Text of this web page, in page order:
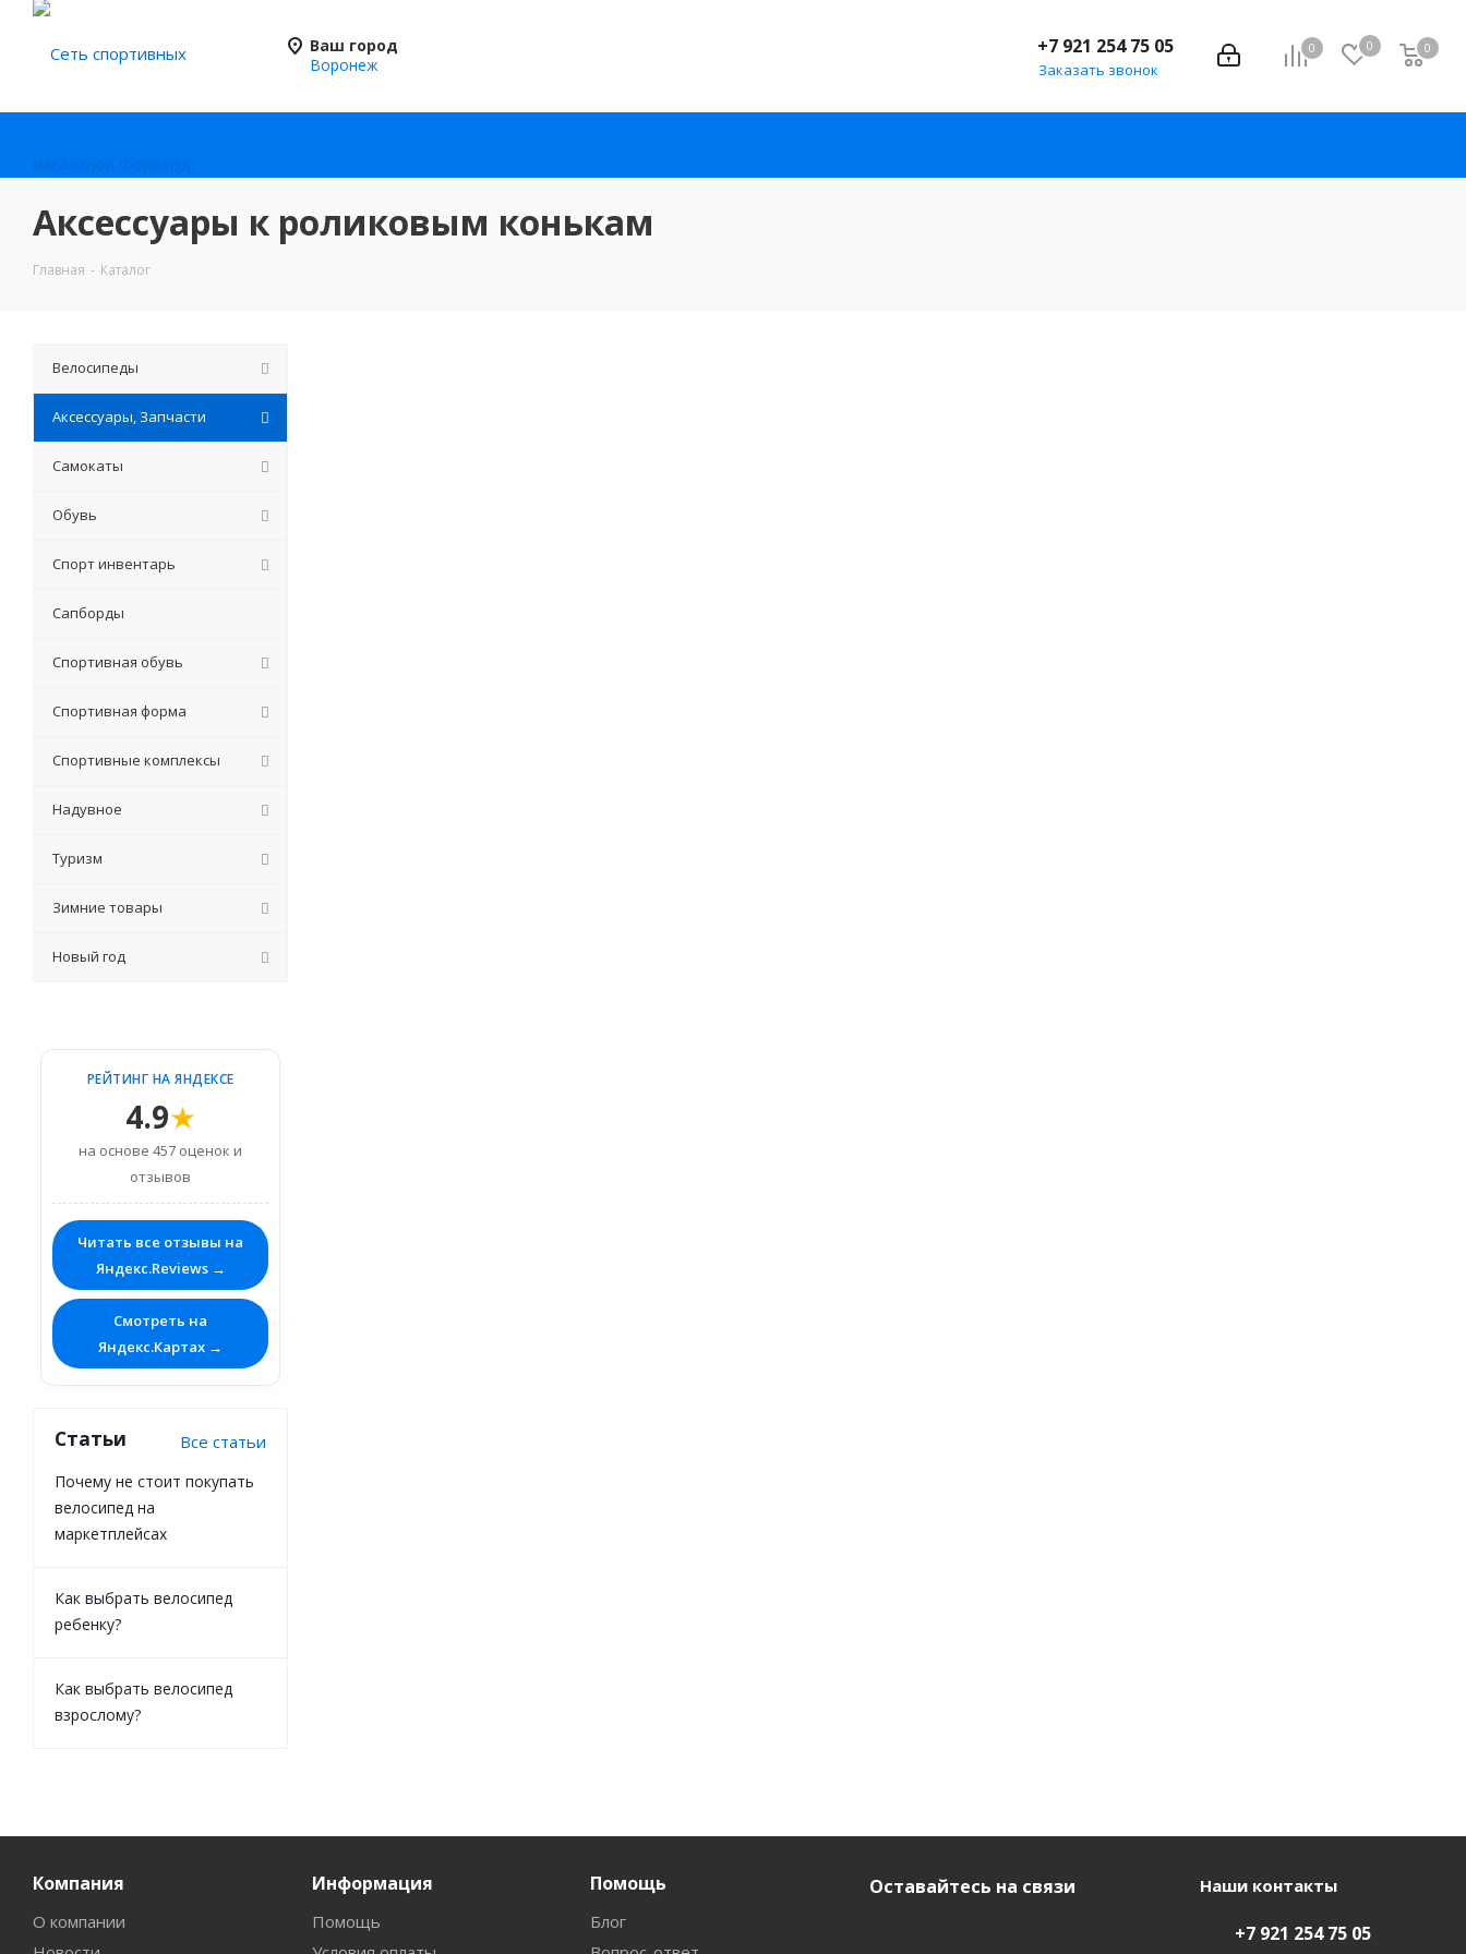
Ваш город
Воронеж
0 0 0
+7 921 254 75 05
Заказать звонок
Аксессуары к роликовым конькам
Главная - Каталог
Велосипеды
Аксессуары, Запчасти
Самокаты
Обувь
Спорт инвентарь
Сапборды
Спортивная обувь
Спортивная форма
Спортивные комплексы
Надувное
Туризм
Зимние товары
Новый год
РЕЙТИНГ НА ЯНДЕКСЕ
4.9★
на основе 457 оценок и
отзывов
Читать все отзывы на
Яндекс.Reviews →
Смотреть на
Яндекс.Картах →
Статьи Все статьи
Почему не стоит покупать
велосипед на
маркетплейсах
Как выбрать велосипед
ребенку?
Как выбрать велосипед
взрослому?
Компания
О компании
Информация
Помощь
Помощь
Блог
Оставайтесь на связи Наши контакты
+7 921 254 75 05